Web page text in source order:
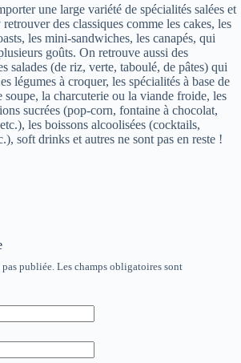
une large variété de spécialités salées et
des classiques comme les cakes, les
les mini-sandwiches, les canapés, qui
goûts. On retrouve aussi des
salades (de riz, verte, taboulé, de pâtes) qui
légumes à croquer, les spécialités à base de
soupe, la charcuterie ou la viande froide, les
sucrées (pop-corn, fontaine à chocolat,
les boissons alcoolisées (cocktails,
soft drinks et autres ne sont pas en reste !
publiée. Les champs obligatoires sont